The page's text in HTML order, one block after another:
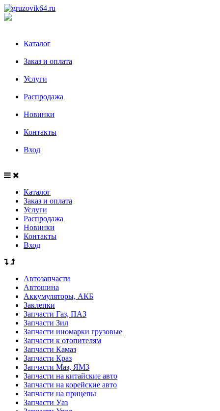
Каталог
Заказ и оплата
Услуги
Распродажа
Новинки
Контакты
Вход
Каталог
Заказ и оплата
Услуги
Распродажа
Новинки
Контакты
Вход
Автозапчасти
Автошина
Аккумуляторы, АКБ
Заклепки
Запчасти Газ, ПАЗ
Запчасти Зил
Запчасти иномарки грузовые
Запчасти к отопителям
Запчасти Камаз
Запчасти Краз
Запчасти Маз, ЯМЗ
Запчасти на китайские авто
Запчасти на корейские авто
Запчасти на прицепы
Запчасти Уаз